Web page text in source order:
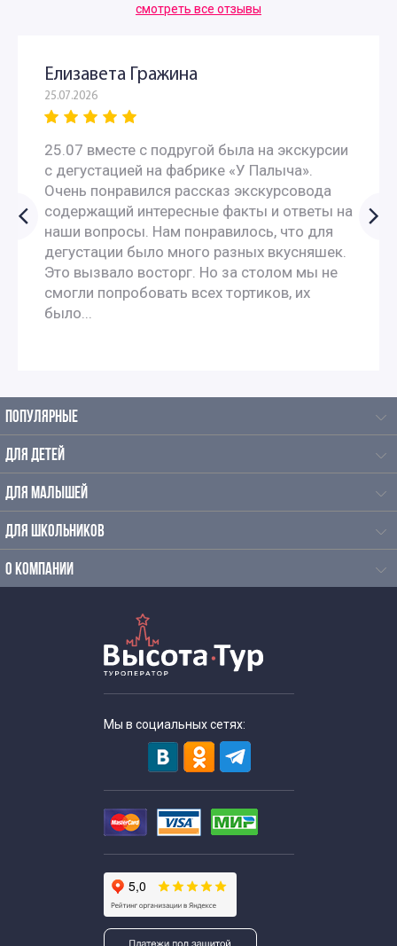
Экскурсии для школьников
смотреть все отзывы
Елизавета Гражина
25.07.2026
25.07 вместе с подругой была на экскурсии
с дегустацией на фабрике «У Палыча».
Очень понравился рассказ экскурсовода
содержащий интересные факты и ответы на
наши вопросы. Нам понравилось, что для
дегустации было много разных вкусняшек.
Это вызвало восторг. Но за столом мы не
смогли попробовать всех тортиков, их
было...
ПОПУЛЯРНЫЕ
ДЛЯ ДЕТЕЙ
ДЛЯ МАЛЫШЕЙ
ДЛЯ ШКОЛЬНИКОВ
О КОМПАНИИ
Мы в социальных сетях: